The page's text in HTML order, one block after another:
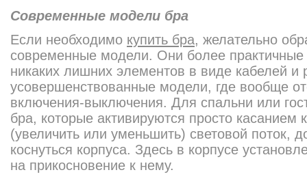
Современные модели бра
Если необходимо купить бра, желательно
современные модели. Они более
никаких лишних элементов в виде кабелей и
усовершенствованные модели, где вообще
включения-выключения. Для спальни или
бра, которые активируются просто касанием
(увеличить или уменьшить) световой поток,
коснуться корпуса. Здесь в корпусе
на прикосновение к нему.